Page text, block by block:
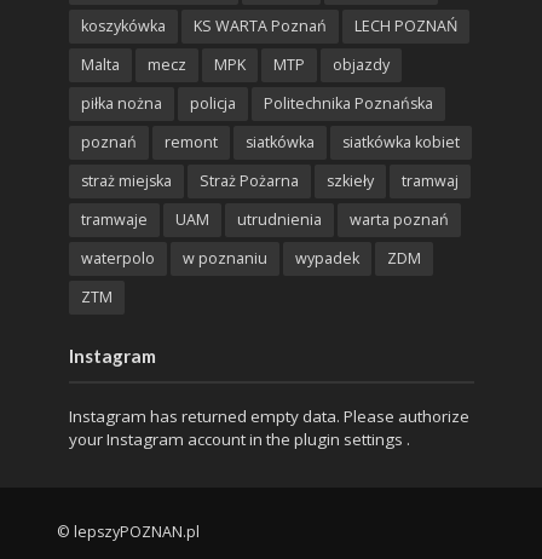
koszykówka
KS WARTA Poznań
LECH POZNAŃ
Malta
mecz MPK MTP
objazdy
piłka nożna
policja
Politechnika Poznańska
poznań
remont siatkówka
siatkówka kobiet
straż miejska
Straż Pożarna szkieły
tramwaj
tramwaje
UAM utrudnienia
warta poznań
waterpolo
w poznaniu wypadek
ZDM
ZTM
Instagram
Instagram has returned empty data. Please authorize
your Instagram account in the plugin settings .
© lepszyPOZNAN.pl